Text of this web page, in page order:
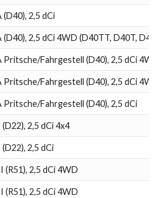
(D40), 2,5 dCi
(D40), 2,5 dCi 4WD (D40TT, D40T,
Pritsche/Fahrgestell (D40), 2,5 dCi
Pritsche/Fahrgestell (D40), 2,5 dCi
Pritsche/Fahrgestell (D40), 2,5 dCi
2,5 dCi 4x4
2,5 dCi
(R51), 2,5 dCi 4WD
(R51), 2,5 dCi 4WD